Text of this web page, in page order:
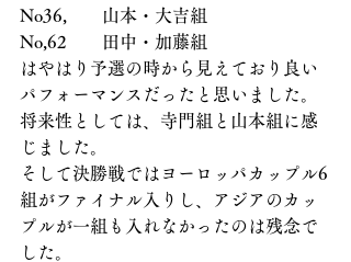
No36,　　山本・大吉組
No,62　　田中・加藤組
はやはり予選の時から見えており良い
パフォーマンスだったと思いました。
将来性としては、寺門組と山本組に感
じました。
そして決勝戦ではヨーロッパカップル6
組がファイナル入りし、アジアのカッ
プルが一組も入れなかったのは残念で
した。